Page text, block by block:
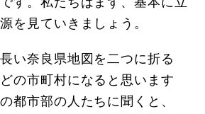
を見ていきましょう。
い奈良県地図を二つに折る
の市町村になると思います
都市部の人たちに聞くと、